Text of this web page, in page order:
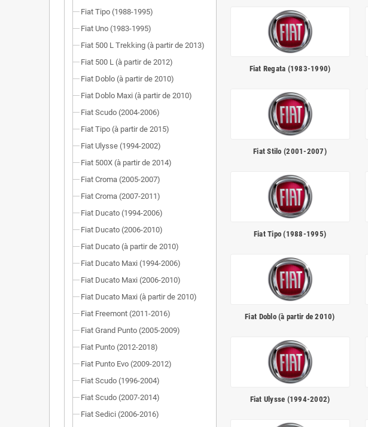
Fiat Tipo (1988-1995)
Fiat Uno (1983-1995)
Fiat 500 L Trekking (à partir de 2013)
Fiat 500 L (à partir de 2012)
Fiat Doblo (à partir de 2010)
Fiat Doblo Maxi (à partir de 2010)
Fiat Scudo (2004-2006)
Fiat Tipo (à partir de 2015)
Fiat Ulysse (1994-2002)
Fiat 500X (à partir de 2014)
Fiat Croma (2005-2007)
Fiat Croma (2007-2011)
Fiat Ducato (1994-2006)
Fiat Ducato (2006-2010)
Fiat Ducato (à partir de 2010)
Fiat Ducato Maxi (1994-2006)
Fiat Ducato Maxi (2006-2010)
Fiat Ducato Maxi (à partir de 2010)
Fiat Freemont (2011-2016)
Fiat Grand Punto (2005-2009)
Fiat Punto (2012-2018)
Fiat Punto Evo (2009-2012)
Fiat Scudo (1996-2004)
Fiat Scudo (2007-2014)
Fiat Sedici (2006-2016)
Fiat Regata (1983-1990)
Fiat Stilo (2001-2007)
Fiat Tipo (1988-1995)
Fiat Doblo (à partir de 2010)
Fiat Ulysse (1994-2002)